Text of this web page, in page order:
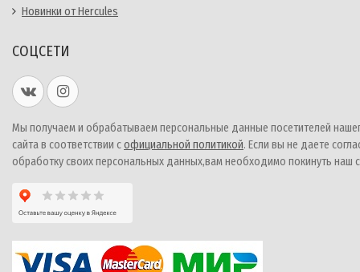
Новинки от Hercules
СОЦСЕТИ
Мы получаем и обрабатываем персональные данные посетителей
сайта в соответствии софициальной политикой. Если вы не даете
обработку своих персональных данных,вам необходимо покинуть наш